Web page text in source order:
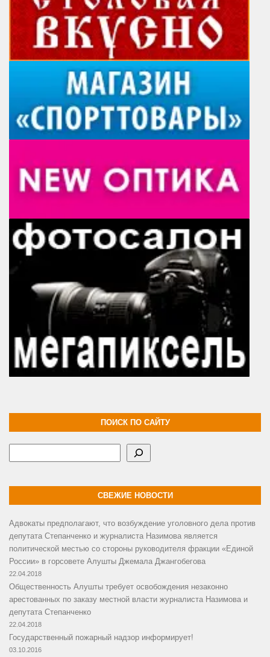
ПОИСК ПО САЙТУ
СВЕЖИЕ НОВОСТИ
Адвокаты предполагают, что возбуждение уголовного дела против
депутата Степанченко и журналиста Назимова является
политической местью со стороны руководителя фракции «Единой
России» в горсовете Алушты Джемала Джангобегова
22.04.2018
Общественность Алушты требует освобождения незаконно
арестованных по заказу местной власти журналиста Назимова и
депутата Степанченко
22.04.2018
Государственный пожарный надзор информирует!
03.10.2016